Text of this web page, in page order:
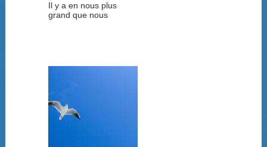
Il y a en nous plus
grand que nous